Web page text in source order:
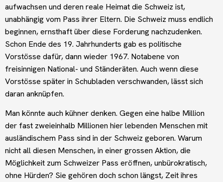
aufwachsen und deren reale Heimat die Schweiz ist,
unabhängig vom Pass ihrer Eltern. Die Schweiz muss endlich
beginnen, ernsthaft über diese Forderung nachzudenken.
Schon Ende des 19. Jahrhunderts gab es politische
Vorstösse dafür, dann wieder 1967. Notabene von
freisinnigen National- und Ständeräten. Auch wenn diese
Vorstösse später in Schubladen verschwanden, lässt sich
daran anknüpfen.
Man könnte auch kühner denken. Gegen eine halbe Million
der fast zweieinhalb Millionen hier lebenden Menschen mit
ausländischem Pass sind in der Schweiz geboren. Warum
nicht all diesen Menschen, in einer grossen Aktion, die
Möglichkeit zum Schweizer Pass eröffnen, unbürokratisch,
ohne Hürden? Sie gehören doch schon längst, Zeit ihres